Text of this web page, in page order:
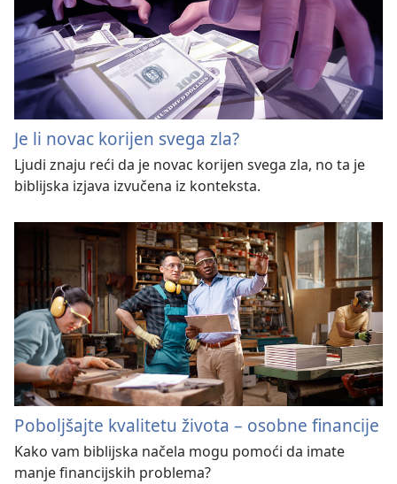
Je li novac korijen svega zla?
Ljudi znaju reći da je novac korijen svega zla, no ta je
biblijska izjava izvučena iz konteksta.
Poboljšajte kvalitetu života – osobne financije
Kako vam biblijska načela mogu pomoći da imate
manje financijskih problema?